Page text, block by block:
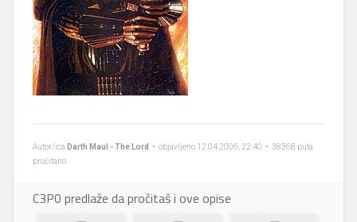
Autor/ica Darth Maul - The Lord
• objavljeno 12.04.2006, 22:40 • 38368 puta
pročitano
C3P0 predlaže da pročitaš i ove opise